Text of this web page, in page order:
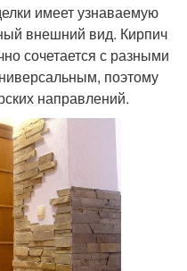
имеет узнаваемую
внешний вид. Кирпич
сочетается с разными
поэтому
направлений.